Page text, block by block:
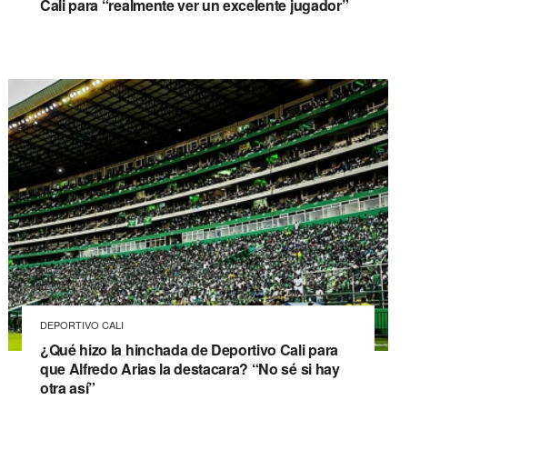
Cali para “realmente ver un excelente jugador”
DEPORTIVO CALI
¿Qué hizo la hinchada de Deportivo Cali para
que Alfredo Arias la destacara? “No sé si hay
otra así”